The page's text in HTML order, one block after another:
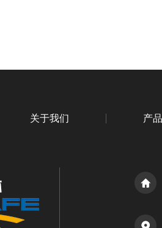
关于我们 产